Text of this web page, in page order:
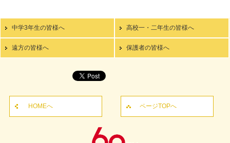
中学3年生の皆様へ 高校一・二年生の皆様へ
遠方の皆様へ 保護者の皆様へ
HOMEへ ページTOPへ